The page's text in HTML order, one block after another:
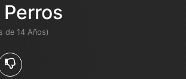
de 14 Años)